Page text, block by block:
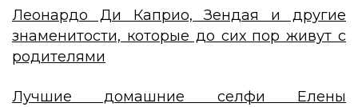
Леонардо Ди Каприо, Зендая и другие
знаменитости, которые до сих пор живут с
родителями
Лучшие домашние селфи Елены